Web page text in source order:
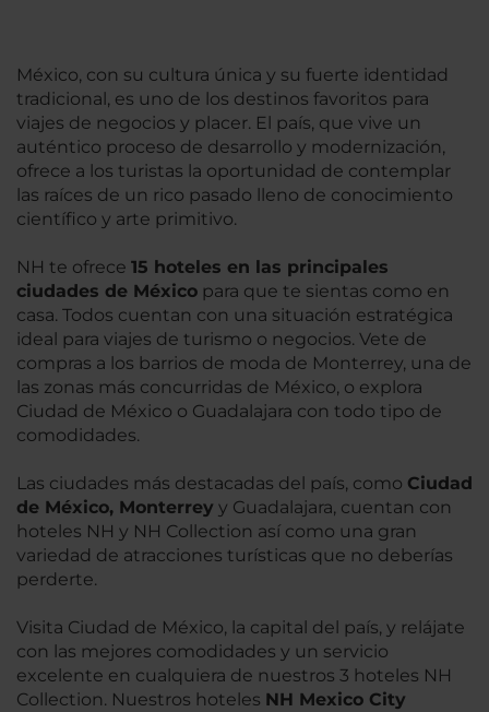
México, con su cultura única y su fuerte identidad
tradicional, es uno de los destinos favoritos para
viajes de negocios y placer. El país, que vive un
auténtico proceso de desarrollo y modernización,
ofrece a los turistas la oportunidad de contemplar
las raíces de un rico pasado lleno de conocimiento
científico y arte primitivo.
NH te ofrece 15 hoteles en las principales
ciudades de México para que te sientas como en
casa. Todos cuentan con una situación estratégica
ideal para viajes de turismo o negocios. Vete de
compras a los barrios de moda de Monterrey, una de
las zonas más concurridas de México, o explora
Ciudad de México o Guadalajara con todo tipo de
comodidades.
Las ciudades más destacadas del país, como Ciudad
de México, Monterrey y Guadalajara, cuentan con
hoteles NH y NH Collection así como una gran
variedad de atracciones turísticas que no deberías
perderte.
Visita Ciudad de México, la capital del país, y relájate
con las mejores comodidades y un servicio
excelente en cualquiera de nuestros 3 hoteles NH
Collection. Nuestros hoteles NH Mexico City